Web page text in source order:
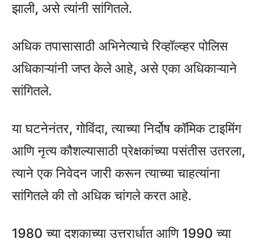
झाली, असे त्यांनी सांगितले.
अधिक तपासासाठी अभिनेत्याचे रिव्हॉल्व्हर पोलिस
अधिकाऱ्यांनी जप्त केले आहे, असे एका अधिकाऱ्याने
सांगितले.
या घटनेनंतर, गोविंदा, त्याच्या निर्दोष कॉमिक टाइमिंग
आणि नृत्य कौशल्यासाठी प्रेक्षकांच्या पसंतीस उतरला,
त्याने एक निवेदन जारी करून त्याच्या चाहत्यांना
सांगितले की तो अधिक चांगले करत आहे.
1980 च्या दशकाच्या उत्तरार्धात आणि 1990 च्या